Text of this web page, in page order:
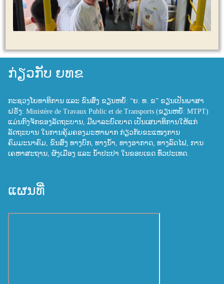
ກ່ຽວກັບ ຍທຂ
ກະຊວງໂຍທາທິການ ແລະ ຂົນສົ່ງ ຂຽນຫຍໍ້: “ຍ. ທ. ຂ” ຂຽນເປັນພາສາ
ຝຣັ່ງ: Ministère de Travaux Public et de Transports (ຂຽນຫຍໍ້: MTPT)
ແມ່ນກົງຈັກຂອງລັດຖະບານ, ມີພາລະບົດບາດ ເປັນເສນາທິການໃຫ້ແກ່
ລັດຖະບານ ໃນການຄຸ້ມຄອງມະຫາພາກ ກ່ຽວກັບຂະແໜງການ
ຄົມມະນາຄົມ, ຂົນສົ່ງ ທາງບົກ, ທາງນ້ຳ, ທາງອາກາດ, ທາງລົດໄຟ, ການ
ເຄຫາສະຖານ, ຜັງເມືອງ ແລະ ນ້ຳປະປາ ໃນຂອບເຂດ ທົ່ວປະເທດ.
ແຜນທີ່